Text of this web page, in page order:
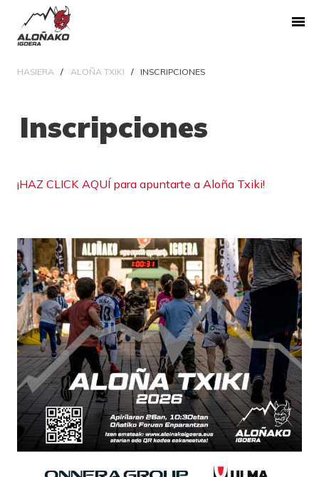
HASIERA ALOÑA TXIKI INSCRIPCIONES
Inscripciones
¡HAZ CLICK AQUÍ para apuntarte a Aloña Txiki!